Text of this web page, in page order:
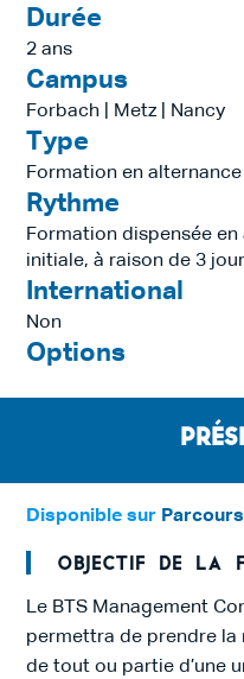
Durée
2 ans
Campus
Forbach | Metz | Nancy
Type
Formation en alternance
Rythme
Formation dispensée
initiale, à raison de 3
International
Non
Options
Disponible sur
Objectif de la
Le BTS Management
permettra de prendre
de tout ou partie d’une